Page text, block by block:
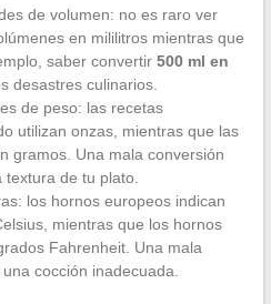
de volumen: no es raro ver
en mililitros mientras que
saber convertir 500 ml en
desastres culinarios.
de peso: las recetas
utilizan onzas, mientras que las
gramos. Una mala conversión
de tu plato.
los hornos europeos indican
mientras que los hornos
Fahrenheit. Una mala
cocción inadecuada.